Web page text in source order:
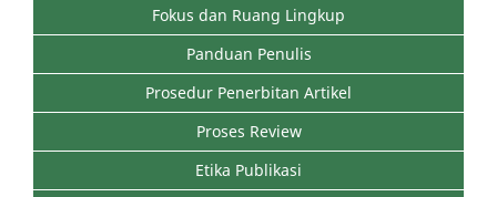
Fokus dan Ruang Lingkup
Panduan Penulis
Prosedur Penerbitan Artikel
Proses Review
Etika Publikasi